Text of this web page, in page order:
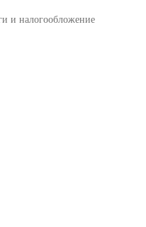
и налогообложение